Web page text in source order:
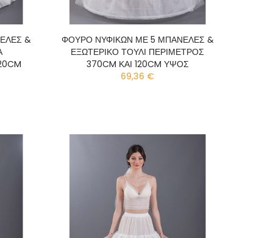
&
ΦΟΥΡΟ ΝΥΦΙΚΩΝ ΜΕ 5 ΜΠΑΝΕΛΕΣ &
ΕΞΩΤΕΡΙΚΟ ΤΟΥΛΙ ΠΕΡΙΜΕΤΡΟΣ
370CM ΚΑΙ 120CM ΥΨΟΣ
69,36 €